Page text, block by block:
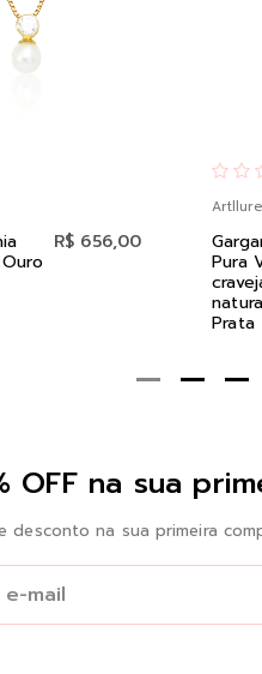
R$ 656,00
Artllure
Pura
Prata
OFF na sua
desconto na sua primeira